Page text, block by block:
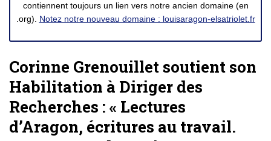
contiennent toujours un lien vers notre ancien domaine (en
.org). Notez notre nouveau domaine : louisaragon-elsatriolet.fr
Corinne Grenouillet soutient son
Habilitation à Diriger des
Recherches : « Lectures
d’Aragon, écritures au travail.